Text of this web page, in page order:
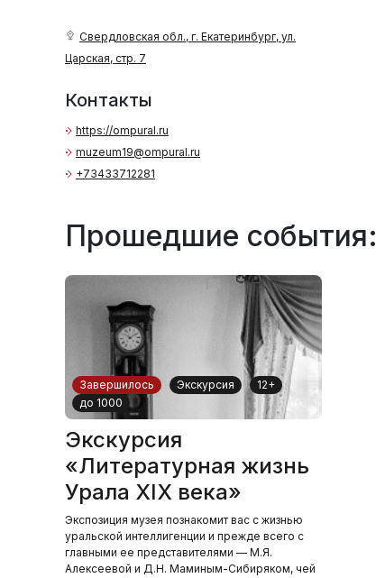
Свердловская обл., г. Екатеринбург, ул.
Царская, стр. 7
Контакты
https://ompural.ru
muzeum19@ompural.ru
+73433712281
Прошедшие события:
Завершилось Экскурсия
12+
до 1000
Экскурсия
«Литературная жизнь
Урала XIX века»
Экспозиция музея познакомит вас с жизнью
уральской интеллигенции и прежде всего с
главными ее представителями — М.Я.
Алексеевой и Д.Н. Маминым-Сибиряком, чей